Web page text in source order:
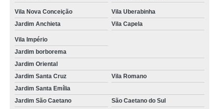
Vila Nova Conceição
Vila Uberabinha
Jardim Anchieta
Vila Capela
Vila Império
Jardim borborema
Jardim Oriental
Jardim Santa Cruz
Vila Romano
Jardim Santa Emília
Jardim São Caetano
São Caetano do Sul